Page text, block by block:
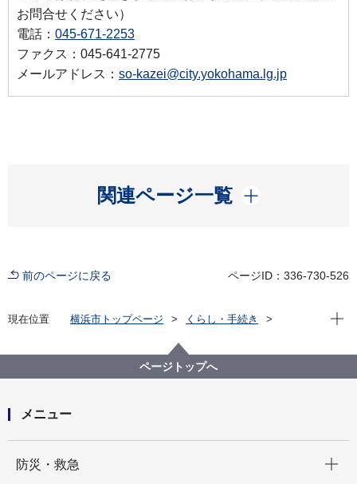
お問合せください）
電話： 045-671-2253
ファクス：045-641-2775
メールアドレス： so-kazei@city.yokohama.lg.jp
関連ページ一覧
開く
前のページに戻る ページID：336-730-526
現在位置 横浜市トップページ
くらし・手続き
個人の市民税・県民税
個人の市民税・県民税（詳細）
市民税・県民税のeLTAX（エルタックス）電子申告に
現在
ページトップへ
メニュー
防災・救急